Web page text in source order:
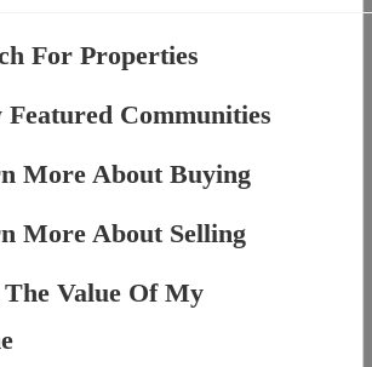
For Properties
Featured Communities
More About Buying
More About Selling
Value Of My